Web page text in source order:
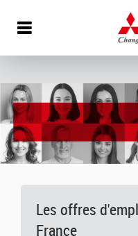
Les offres
France